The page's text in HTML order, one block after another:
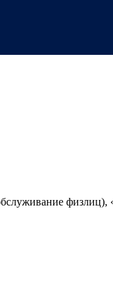
физлиц),